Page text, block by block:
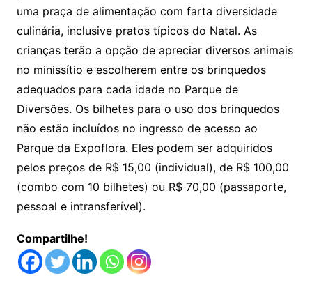
uma praça de alimentação com farta diversidade
culinária, inclusive pratos típicos do Natal. As
crianças terão a opção de apreciar diversos animais
no minissítio e escolherem entre os brinquedos
adequados para cada idade no Parque de
Diversões. Os bilhetes para o uso dos brinquedos
não estão incluídos no ingresso de acesso ao
Parque da Expoflora. Eles podem ser adquiridos
pelos preços de R$ 15,00 (individual), de R$ 100,00
(combo com 10 bilhetes) ou R$ 70,00 (passaporte,
pessoal e intransferível).
Compartilhe!